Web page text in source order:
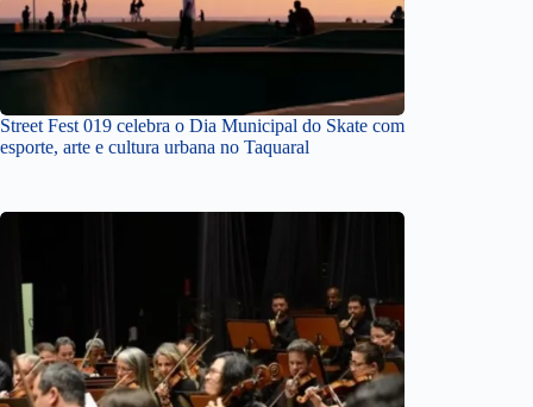
Street Fest 019 celebra o Dia Municipal do Skate com
esporte, arte e cultura urbana no Taquaral